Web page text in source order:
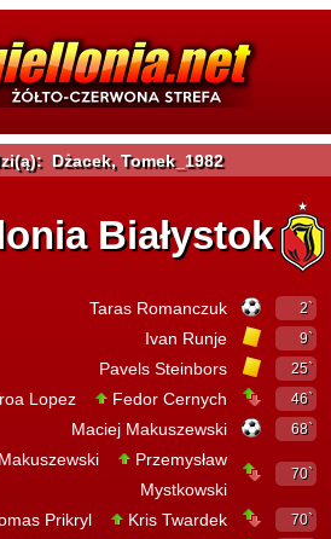
Dżacek, Tomek_1982
Białystok
Taras Romanczuk 2`
Ivan Runje 9`
Pavels Steinbors 25`
Lopez Fedor Cernych 46`
Maciej Makuszewski 68`
Przemysław
Mystkowski
70`
Prikryl Kris Twardek 70`